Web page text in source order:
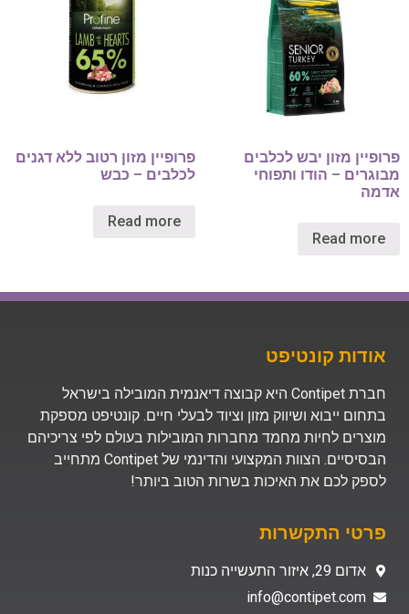
פרופיין מזון יבש לכלבים
מבוגרים – הודו ותפוחי
אדמה
Read more
פרופיין מזון רטוב ללא דגנים
לכלבים – כבש
Read more
אודות קונטיפט
חברת Contipet היא קבוצה דיאנמית המובילה בישראל
בתחום ייבוא ושיווק מזון וציוד לבעלי חיים. קונטיפט מספקת
מוצרים לחיות מחמד מחברות המובילות בעולם לפי צריכיהם
הבסיסיים. הצוות המקצועי והדינמי של Contipet מתחייב
לספק לכם את האיכות בשרות הטוב ביותר!
פרטי התקשרות
אדום 29, איזור התעשייה כנות
info@contipet.com